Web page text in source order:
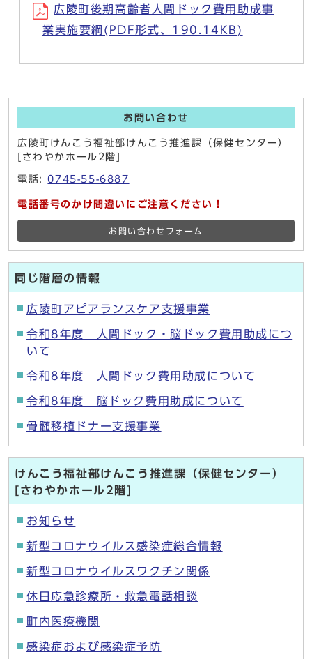
広陵町後期高齢者人間ドック費用助成事
業実施要綱(PDF形式、190.14KB)
お問い合わせ
広陵町けんこう福祉部けんこう推進課（保健センター）
[さわやかホール2階]
電話:0745-55-6887
電話番号のかけ間違いにご注意ください！
お問い合わせフォーム
同じ階層の情報
広陵町アピアランスケア支援事業
令和8年度 人間ドック・脳ドック費用助成につ
いて
令和8年度 人間ドック費用助成について
令和8年度 脳ドック費用助成について
骨髄移植ドナー支援事業
けんこう福祉部けんこう推進課（保健センター）
[さわやかホール2階]
お知らせ
新型コロナウイルス感染症総合情報
新型コロナウイルスワクチン関係
休日応急診療所・救急電話相談
町内医療機関
感染症および感染症予防